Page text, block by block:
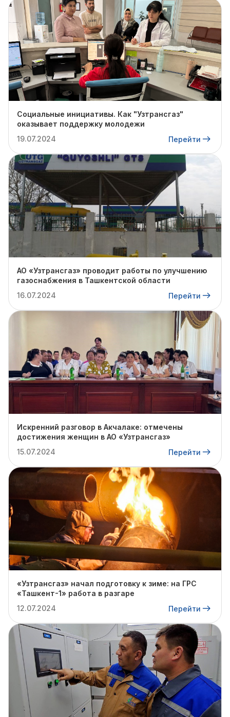
Социальные инициативы. Как "Узтрансгаз"
оказывает поддержку молодежи
19.07.2024
Перейти
АО «Узтрансгаз» проводит работы по улучшению
газоснабжения в Ташкентской области
16.07.2024
Перейти
Искренний разговор в Акчалаке: отмечены
достижения женщин в АО «Узтрансгаз»
15.07.2024
Перейти
«Узтрансгаз» начал подготовку к зиме: на ГРС
«Ташкент-1» работа в разгаре
12.07.2024
Перейти